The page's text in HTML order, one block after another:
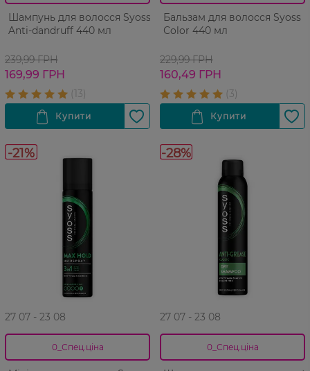
Шампунь для волосся Syoss
Anti-dandruff 440 мл
239,99 ГРН
169,99 ГРН
Бальзам для волосся Syoss
Сolor 440 мл
229,99 ГРН
160,49 ГРН
-21%
27 07 - 23 08
0_Спец.ціна
-28%
27 07 - 23 08
0_Спец.ціна